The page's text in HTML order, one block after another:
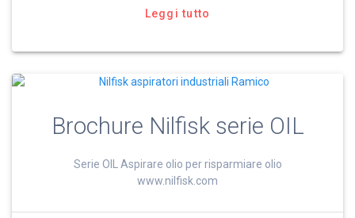
Leggi tutto
Brochure Nilfisk serie OIL
Serie OIL Aspirare olio per risparmiare olio
www.nilfisk.com